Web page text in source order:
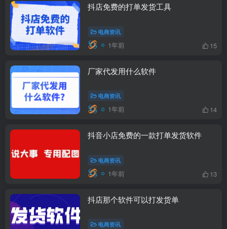
抖店免费的打单发货工具
电商资讯
1年前 15
厂家代发用什么软件
电商资讯
1年前 14
抖音小店免费的一款打单发货软件
电商资讯
1年前 13
抖店那个软件可以打发货单
电商资讯